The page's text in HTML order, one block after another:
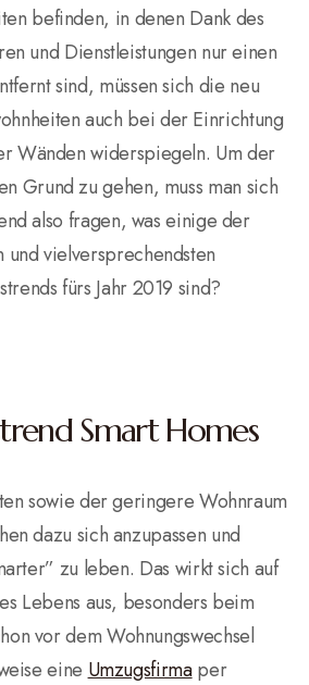
befinden, in denen Dank des
und Dienstleistungen nur einen
sind, müssen sich die neu
auch bei der Einrichtung
Wänden widerspiegeln. Um der
Grund zu gehen, muss man sich
also fragen, was einige der
und vielversprechendsten
fürs Jahr 2019 sind?
Smart Homes
sowie der geringere Wohnraum
dazu sich anzupassen und
zu leben. Das wirkt sich auf
Lebens aus, besonders beim
vor dem Wohnungswechsel
eine Umzugsfirmaper